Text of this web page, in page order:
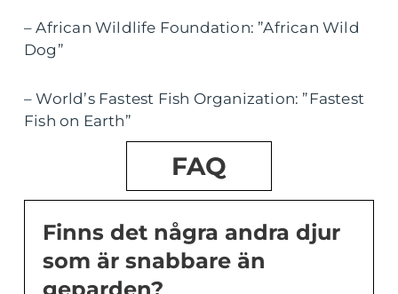
– African Wildlife Foundation: ”African Wild
Dog”
– World’s Fastest Fish Organization: ”Fastest
Fish on Earth”
FAQ
Finns det några andra djur
som är snabbare än